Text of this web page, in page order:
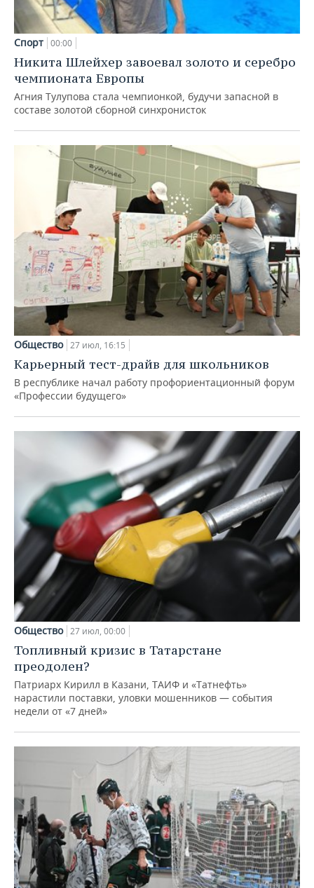
Спорт 00:00
Никита Шлейхер завоевал золото и серебро
чемпионата Европы
Агния Тулупова стала чемпионкой, будучи запасной в
составе золотой сборной синхронисток
Общество 27 июл, 16:15
Карьерный тест-драйв для школьников
В республике начал работу профориентационный форум
«Профессии будущего»
Общество 27 июл, 00:00
Топливный кризис в Татарстане
преодолен?
Патриарх Кирилл в Казани, ТАИФ и «Татнефть»
нарастили поставки, уловки мошенников — события
недели от «7 дней»